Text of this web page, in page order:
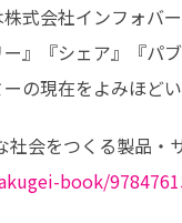
式会社インフォバ
』『シェア』『パ
の現在をよみほどい
book/